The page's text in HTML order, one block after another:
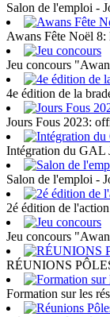
Salon de l'emploi -
Awans Fête Noël 8:
Jeu concours
4e édition de la
Jours Fous 2023:
Intégration du GAL
Salon de l'emploi -
2é édition de
Jeu concours
RÉUNIONS
Formation sur les